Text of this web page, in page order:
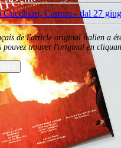
de l'article original italien a
pouvez trouver l'original en